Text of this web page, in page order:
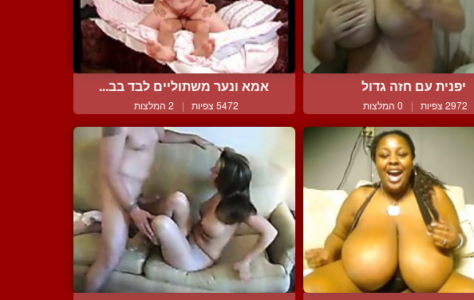
יפנית עם חזה גדול
2972 צפיות | 0 המלצות
אמא ונער משתוליים לבד בב...
5472 צפיות | 2 המלצות